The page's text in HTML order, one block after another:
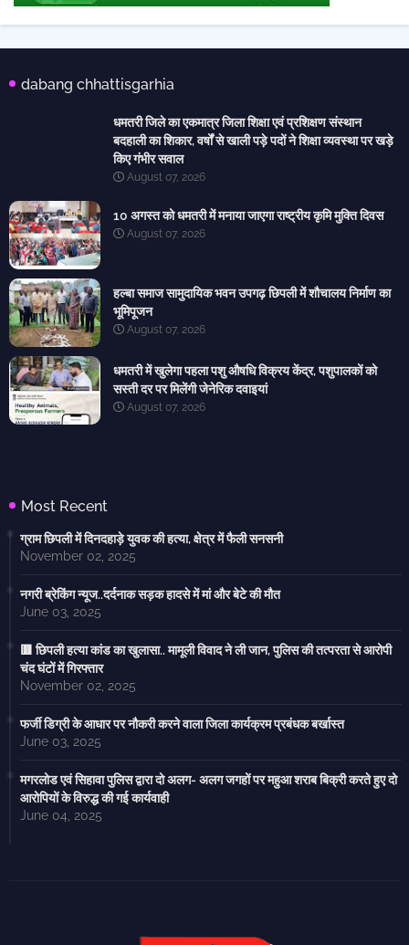
dabang chhattisgarhia
धमतरी जिले का एकमात्र जिला शिक्षा एवं प्रशिक्षण संस्थान
बदहाली का शिकार, वर्षों से खाली पड़े पदों ने शिक्षा व्यवस्था पर खड़े
किए गंभीर सवाल
August 07, 2026
10 अगस्त को धमतरी में मनाया जाएगा राष्ट्रीय कृमि मुक्ति दिवस
August 07, 2026
हल्बा समाज सामुदायिक भवन उपगढ़ छिपली में शौचालय निर्माण का
भूमिपूजन
August 07, 2026
धमतरी में खुलेगा पहला पशु औषधि विक्रय केंद्र, पशुपालकों को
सस्ती दर पर मिलेंगी जेनेरिक दवाइयां
August 07, 2026
Most Recent
ग्राम छिपली में दिनदहाड़े युवक की हत्या, क्षेत्र में फैली सनसनी
November 02, 2025
नगरी ब्रेकिंग न्यूज..दर्दनाक सड़क हादसे में मां और बेटे की मौत
June 03, 2025
🟥 छिपली हत्या कांड का खुलासा.. मामूली विवाद ने ली जान, पुलिस की तत्परता से आरोपी
चंद घंटों में गिरफ्तार
November 02, 2025
फर्जी डिग्री के आधार पर नौकरी करने वाला जिला कार्यक्रम प्रबंधक बर्खास्त
June 03, 2025
मगरलोड एवं सिहावा पुलिस द्वारा दो अलग- अलग जगहों पर महुआ शराब बिक्री करते हुए दो
आरोपियों के विरुद्ध की गई कार्यवाही
June 04, 2025